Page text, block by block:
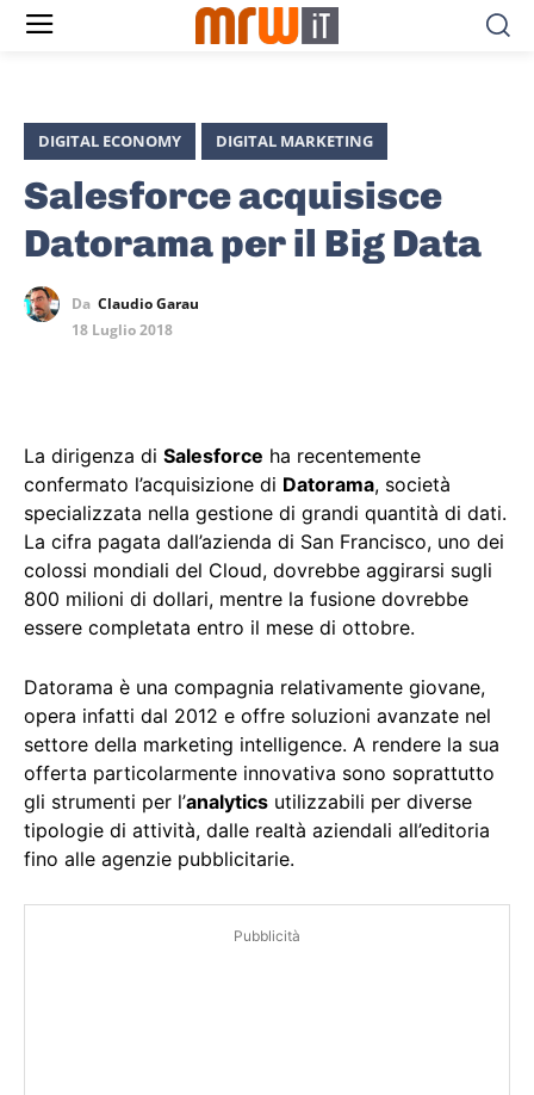
DIGITAL ECONOMY DIGITAL MARKETING
Salesforce acquisisce
Datorama per il Big Data
Da Claudio Garau
18 Luglio 2018
La dirigenza di Salesforce ha recentemente
confermato l’acquisizione di Datorama, società
specializzata nella gestione di grandi quantità di dati.
La cifra pagata dall’azienda di San Francisco, uno dei
colossi mondiali del Cloud, dovrebbe aggirarsi sugli
800 milioni di dollari, mentre la fusione dovrebbe
essere completata entro il mese di ottobre.
Datorama è una compagnia relativamente giovane,
opera infatti dal 2012 e offre soluzioni avanzate nel
settore della marketing intelligence. A rendere la sua
offerta particolarmente innovativa sono soprattutto
gli strumenti per l’analytics utilizzabili per diverse
tipologie di attività, dalle realtà aziendali all’editoria
fino alle agenzie pubblicitarie.
Pubblicità